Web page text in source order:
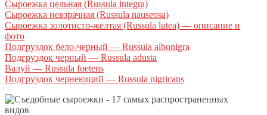
Сыроежка цельная (Russula integra)
Сыроежка невзрачная (Russula nauseosa)
Сыроежка золотисто-желтая (Russula lutea) — описание и
фото
Подгруздок бело-черный — Russula albonigra
Подгруздок черный — Russula adusta
Валуй — Russula foetens
Подгруздок чернеющий — Russula nigricans